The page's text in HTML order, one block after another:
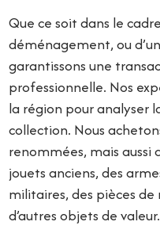
Que ce soit dans le
déménagement, ou
garantissons une
professionnelle. Nos
la région pour analyser
collection. Nous
renommées, mais aussi
jouets anciens, des
militaires, des pièces
d’autres objets de valeur.